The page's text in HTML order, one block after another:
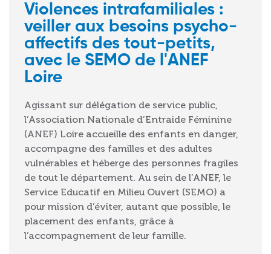
Violences intrafamiliales :
veiller aux besoins psycho-
affectifs des tout-petits,
avec le SEMO de l'ANEF
Loire
Agissant sur délégation de service public,
l’Association Nationale d’Entraide Féminine
(ANEF) Loire accueille des enfants en danger,
accompagne des familles et des adultes
vulnérables et héberge des personnes fragiles
de tout le département. Au sein de l’ANEF, le
Service Educatif en Milieu Ouvert (SEMO) a
pour mission d’éviter, autant que possible, le
placement des enfants, grâce à
l’accompagnement de leur famille.